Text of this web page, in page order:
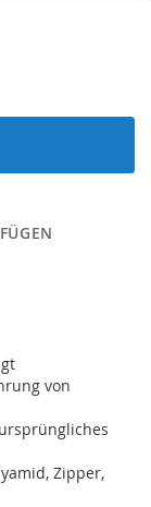
von
Zipper,